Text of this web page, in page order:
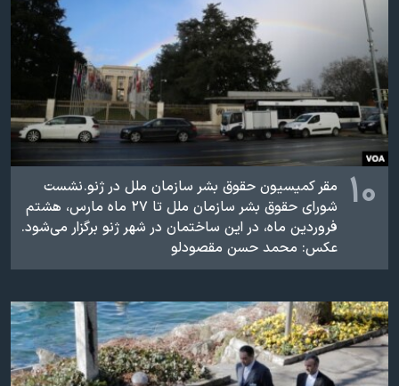
همایش محافظه‌کاران آمریکا «سی‌پک»
سفر پرزیدنت ترامپ به چین
۱۰
مقر کميسيون حقوق بشر سازمان ملل در ژنو. نشست
شورای حقوق بشر سازمان ملل تا ۲۷ ماه مارس، هشتم
فروردین ماه، در این ساختمان در شهر ژنو برگزار می‌شود.
عکس: محمد حسن مقصودلو